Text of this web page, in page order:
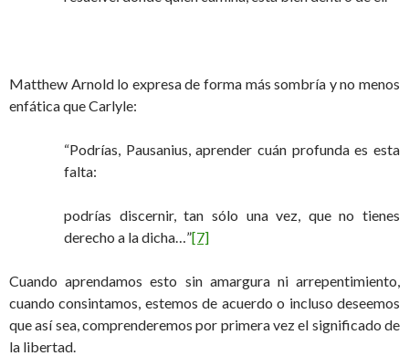
Matthew Arnold lo expresa de forma más sombría y no menos
enfática que Carlyle:
“Podrías, Pausanius, aprender cuán profunda es esta
falta:
podrías discernir, tan sólo una vez, que no tienes
derecho a la dicha…”[7]
Cuando aprendamos esto sin amargura ni arrepentimiento,
cuando consintamos, estemos de acuerdo o incluso deseemos
que así sea, comprenderemos por primera vez el significado de
la libertad.